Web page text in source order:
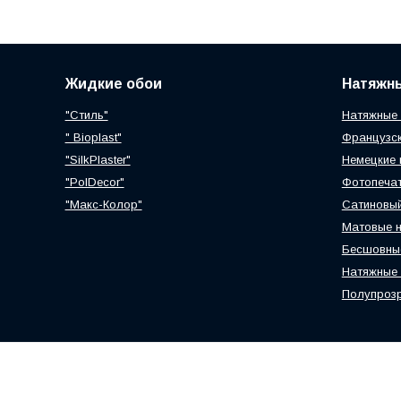
Жидкие обои
"Стиль"
" Bioplast"
"SilkPlaster"
"PolDecor"
"Макс-Колор"
Натяжные
Немецкие
Матовые
Натяжные